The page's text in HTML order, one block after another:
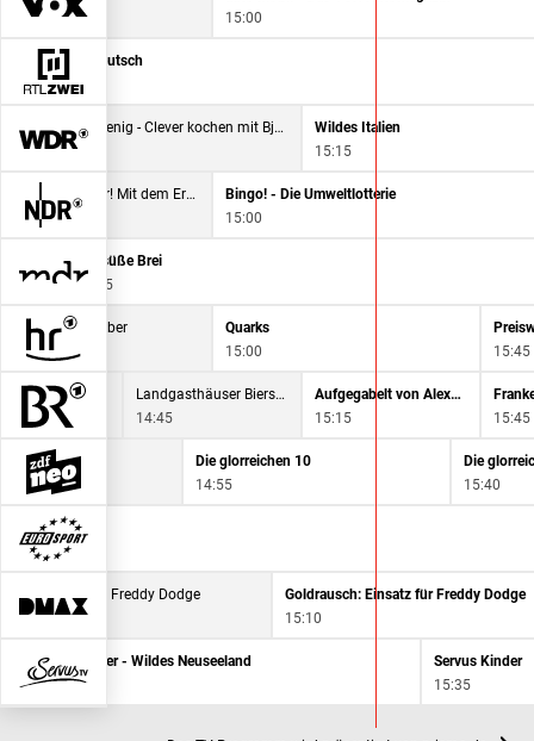
15:00
Camping auf Deutsch
Viel für wenig - Clever kochen mit Björn Freitag
14:30
Wildes Italien
15:15
Iss besser! Mit dem Ernährungs-Doc
14:30
Bingo! - Die Umweltlotterie
15:00
Der süße Brei
14:35
Die Ratgeber
14:30
Quarks
15:00
15:45
Landgasthäuser Bierschmankerl
14:45
Aufgegabelt von Alexander Herrmann
15:15
15:45
10
Die glorreichen 10
14:55
Die
15:40
Einsatz für Freddy Dodge
Goldrausch: Einsatz für Freddy Dodge
15:10
Terra Mater - Wildes Neuseeland
14:30
Servus Kinder
15:35